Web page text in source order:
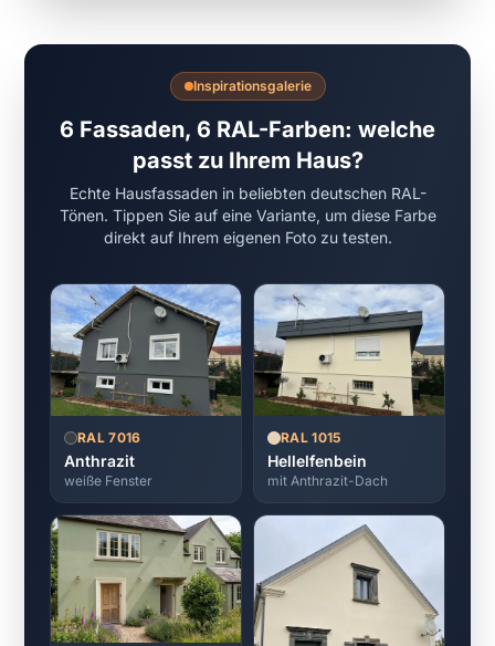
Inspirationsgalerie
6 Fassaden, 6 RAL-Farben: welche
passt zu Ihrem Haus?
Echte Hausfassaden in beliebten deutschen RAL-
Tönen. Tippen Sie auf eine Variante, um diese Farbe
direkt auf Ihrem eigenen Foto zu testen.
RAL 7016
Anthrazit
weiße Fenster
RAL 1015
Hellelfenbein
mit Anthrazit-Dach